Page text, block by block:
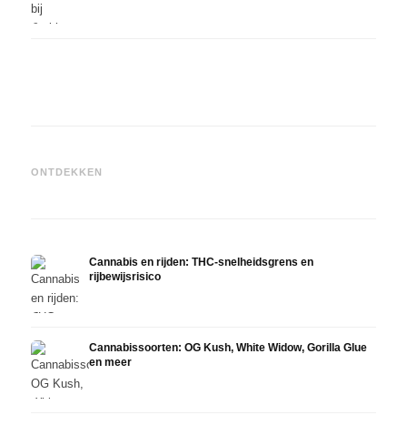
ONTDEKKEN
zelfmedicatie en wat studies
Cannabis en rijden: THC-snelheidsgrens en
rijbewijsrisico
Cannabissoorten: OG Kush, White Widow, Gorilla Glue
en meer